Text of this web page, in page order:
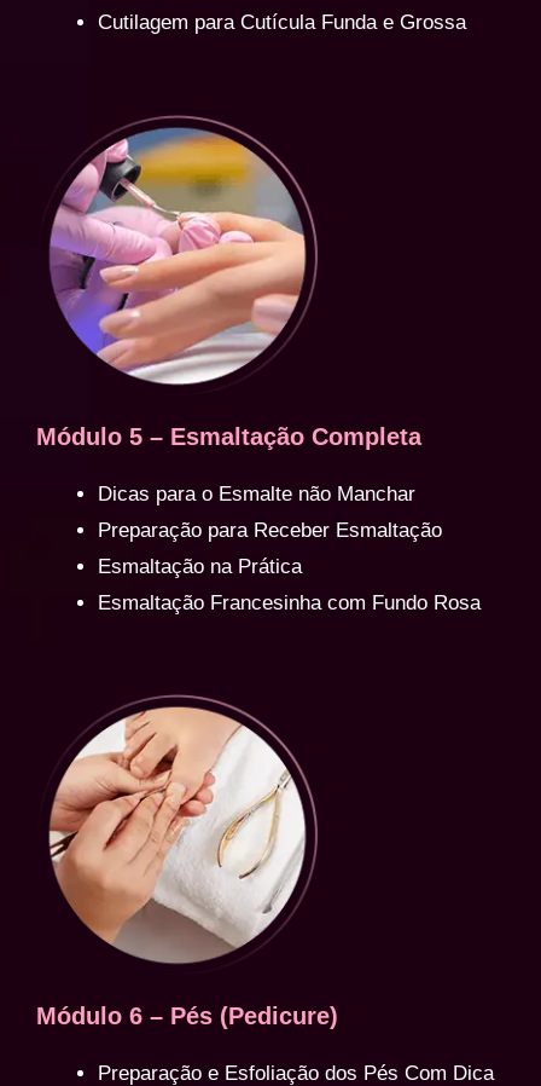
Cutilagem para Cutícula Funda e Grossa
Módulo 5 – Esmaltação Completa
Dicas para o Esmalte não Manchar
Preparação para Receber Esmaltação
Esmaltação na Prática
Esmaltação Francesinha com Fundo Rosa
Módulo 6 – Pés (Pedicure)
Preparação e Esfoliação dos Pés Com Dica